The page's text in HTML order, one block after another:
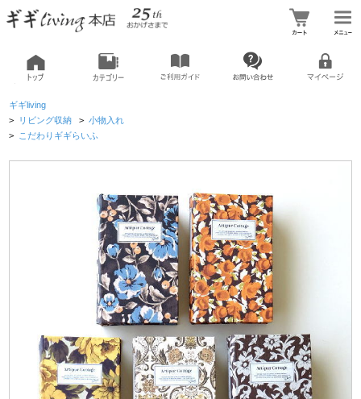
ギギliving
> リビング収納 > 小物入れ
> こだわりギギらいふ